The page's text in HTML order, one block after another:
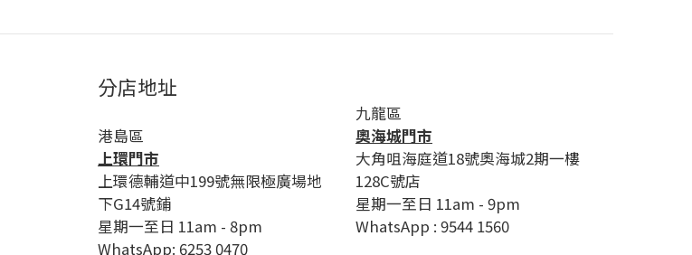
分店地址
港島區
上環門市
上環德輔道中199號無限極廣場地
下G14號鋪
星期一至日 11am - 8pm
WhatsApp: 6253 0470
九龍區
奧海城門市
大角咀海庭道18號奧海城2期一樓
128C號店
星期一至日 11am - 9pm
WhatsApp : 9544 1560